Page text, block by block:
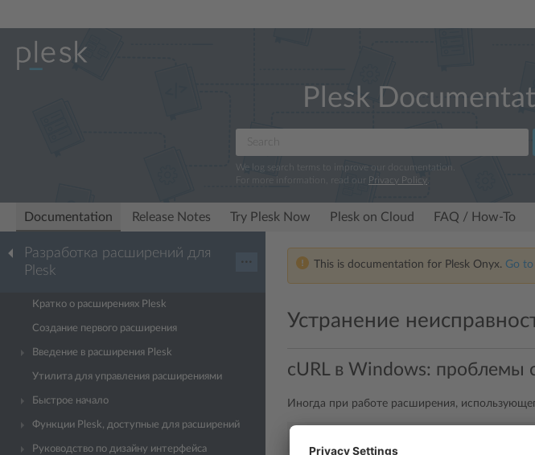
Plesk
We log search terms to improve our documentation.
For more information, read our Privacy Policy
Documentation Release Notes Try Plesk Now Plesk on Cloud FAQ / How-To
Разработка расширений для
Plesk
···
Кратко о расширениях Plesk
Создание первого расширения
Введение в расширения Plesk
Утилита для управления расширениями
Быстрое начало
Функции Plesk, доступные для расширений
Руководство по дизайну интерфейса
This is documentation for Plesk Onyx. Go
Устранение
cURL в Windows: проблемы
Иногда при работе расширения,